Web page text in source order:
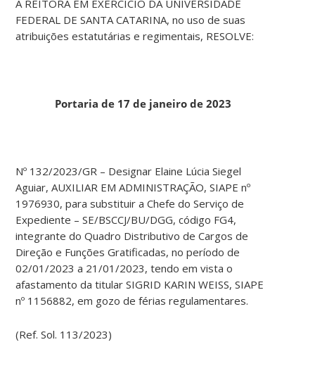
A REITORA EM EXERCÍCIO DA UNIVERSIDADE
FEDERAL DE SANTA CATARINA, no uso de suas
atribuições estatutárias e regimentais, RESOLVE:
Portaria de 17 de janeiro de 2023
Nº 132/2023/GR – Designar Elaine Lúcia Siegel
Aguiar, AUXILIAR EM ADMINISTRAÇÃO, SIAPE nº
1976930, para substituir a Chefe do Serviço de
Expediente – SE/BSCCJ/BU/DGG, código FG4,
integrante do Quadro Distributivo de Cargos de
Direção e Funções Gratificadas, no período de
02/01/2023 a 21/01/2023, tendo em vista o
afastamento da titular SIGRID KARIN WEISS, SIAPE
nº 1156882, em gozo de férias regulamentares.
(Ref. Sol. 113/2023)